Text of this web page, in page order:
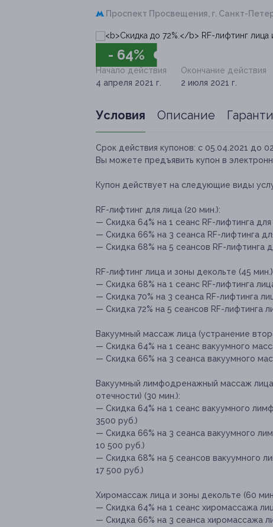
Проспект Просвещения, г. Санкт-
- 64%
Начало действия
4 апреля 2021 г.
Окончание действия
2 июля 2021 г.
Условия Описание
Срок действия купонов: с 05.04.2021 до
Вы можете предъявить купон в
Купон действует на следующие виды
RF-лифтинг для лица (20 мин.):
— Скидка 64% на 1 сеанс RF-лифтинга
— Скидка 66% на 3 сеанса RF-лифтинга
— Скидка 68% на 5 сеансов RF-лифтинга
RF-лифтинг лица и зоны декольте (45
— Скидка 68% на 1 сеанс RF-лифтинга
— Скидка 70% на 3 сеанса RF-лифтинга
— Скидка 72% на 5 сеансов RF-лифтинга
Вакуумный массаж лица (устранение
— Скидка 64% на 1 сеанс вакуумного
— Скидка 66% на 3 сеанса вакуумного
Вакуумный лимфодренажный массаж
отечности) (30 мин.):
— Скидка 64% на 1 сеанс вакуумного
3500 руб.)
— Скидка 66% на 3 сеанса вакуумного
10 500 руб.)
— Скидка 68% на 5 сеансов вакуумного
17 500 руб.)
Хиромассаж лица и зоны декольте (60
— Скидка 64% на 1 сеанс хиромассажа
— Скидка 66% на 3 сеанса хиромассажа